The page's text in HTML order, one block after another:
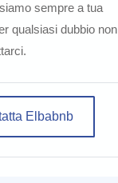
sempre a tua
qualsiasi dubbio non
Elbabnb
per finalità
selezionare i
da quelli
Accetta tutti